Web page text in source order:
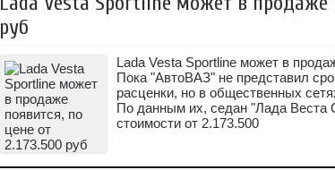
руб
Lada Vesta Sportline может в
Пока "АвтоВАЗ" не представил
расценки, но в общественных
По данным их, седан "Лада Веста
стоимости от 2.173.500